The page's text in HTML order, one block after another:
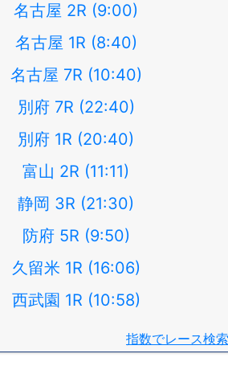
名古屋 2R (9:00)
名古屋 1R (8:40)
名古屋 7R (10:40)
別府 7R (22:40)
別府 1R (20:40)
富山 2R (11:11)
静岡 3R (21:30)
防府 5R (9:50)
久留米 1R (16:06)
西武園 1R (10:58)
指数でレース検索